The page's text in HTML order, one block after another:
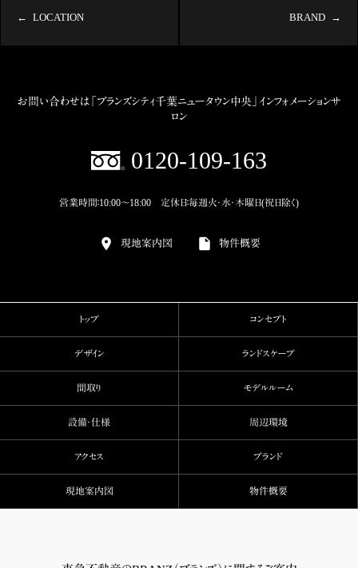
LOCATION BRAND
お問い合わせは「ブランズシティ千葉ニュータウン中央」インフォメーションサ
ロン
0120‐109‐163
営業時間：10:00～18:00 定休日：毎週火・水・木曜日(祝日除く)
現地案内図 物件概要
トップ コンセプト
デザイン ランドスケープ
間取り モデルルーム
設備・仕様 周辺環境
アクセス ブランド
現地案内図 物件概要